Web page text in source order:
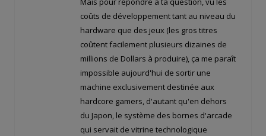
coûts de développement tant au niveau du
hardware que des jeux (les gros titres
coûtent facilement plusieurs dizaines de
millions de Dollars à produire), ça me paraît
impossible aujourd'hui de sortir une
machine exclusivement destinée aux
hardcore gamers, d'autant qu'en dehors
du Japon, le système des bornes d'arcade
qui servait de vitrine technologique